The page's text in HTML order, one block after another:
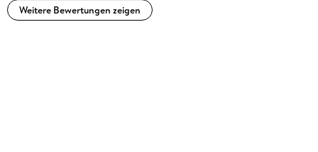
Weitere Bewertungen zeigen